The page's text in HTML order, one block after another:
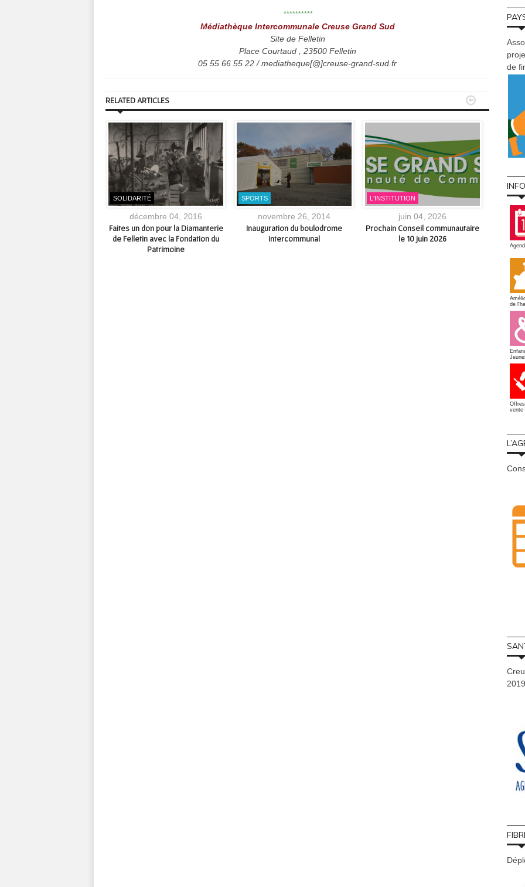
**********
Médiathèque Intercommunale Creuse Grand Sud
Site de Felletin
Place Courtaud , 23500 Felletin
05 55 66 55 22 / mediatheque[@]creuse-grand-sud.fr
RELATED ARTICLES
SOLIDARITÉ
décembre 04, 2016
Faites un don pour la Diamanterie
de Felletin avec la Fondation du
Patrimoine
SPORTS
novembre 26, 2014
Inauguration du boulodrome
intercommunal
L'INSTITUTION
juin 04, 2026
Prochain Conseil communautaire
le 10 juin 2026
SORTIR
les

de
de
vente
2019